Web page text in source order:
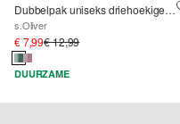
Dubbelpak uniseks driehoekige sjaals
s.Oliver
€ 7,99€ 12,99
DUURZAME